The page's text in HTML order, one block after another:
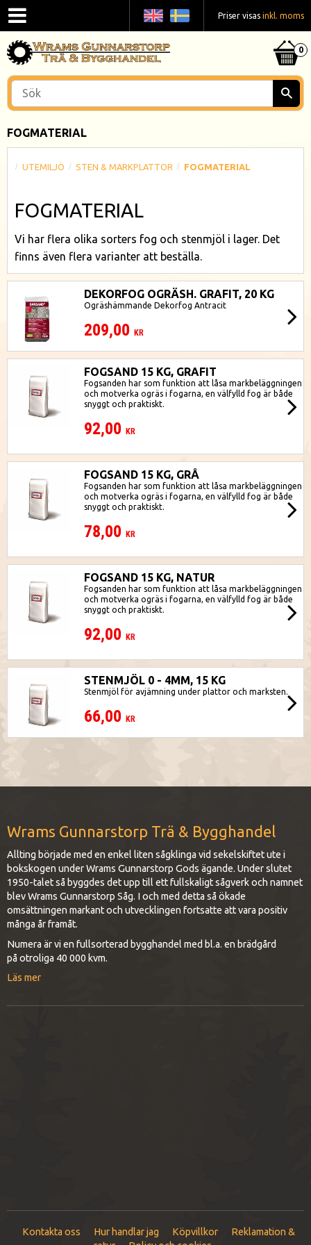
Priser visas inkl. moms
FOGMATERIAL
UTEMILJÖ STEN & MARKPLATTOR FOGMATERIAL
FOGMATERIAL
Vi har flera olika sorters fog och stenmjöl i lager. Det
finns även flera varianter att beställa.
DEKORFOG OGRÄSH. GRAFIT, 20 KG
Ogräshämmande Dekorfog Antracit
209,00 KR
FOGSAND 15 KG, GRAFIT
Fogsanden har som funktion att låsa markbeläggningen
och motverka ogräs i fogarna, en välfylld fog är både
snyggt och praktiskt.
92,00 KR
FOGSAND 15 KG, GRÅ
Fogsanden har som funktion att låsa markbeläggningen
och motverka ogräs i fogarna, en välfylld fog är både
snyggt och praktiskt.
78,00 KR
FOGSAND 15 KG, NATUR
Fogsanden har som funktion att låsa markbeläggningen
och motverka ogräs i fogarna, en välfylld fog är både
snyggt och praktiskt.
92,00 KR
STENMJÖL 0 - 4MM, 15 KG
Stenmjöl för avjämning under plattor och marksten.
66,00 KR
Wrams Gunnarstorp Trä & Bygghandel
Allting började med en enkel liten sågklinga vid sekelskiftet ute i
bokskogen under Wrams Gunnarstorp Gods ägande. Under slutet
1950-talet så byggdes det upp till ett fullskaligt sågverk och namnet
blev Wrams Gunnarstorp Såg. I och med detta så ökade
omsättningen markant och utvecklingen fortsatte att vara positiv
många år framåt.
Numera är vi en fullsorterad bygghandel med bl.a. en brädgård
på otroliga 40 000 kvm.
Läs mer
Kontakta oss Hur handlar jag Köpvillkor
Reklamation &